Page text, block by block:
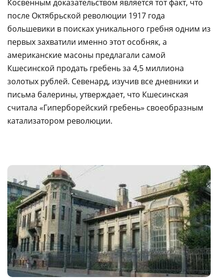
Косвенным доказательством является тот факт, что
после Октябрьской революции 1917 года
большевики в поисках уникального гребня одним из
первых захватили именно этот особняк, а
американские масоны предлагали самой
Кшесинской продать гребень за 4,5 миллиона
золотых рублей. Севенард, изучив все дневники и
письма балерины, утверждает, что Кшесинская
считала «Гиперборейский гребень» своеобразным
катализатором революции.